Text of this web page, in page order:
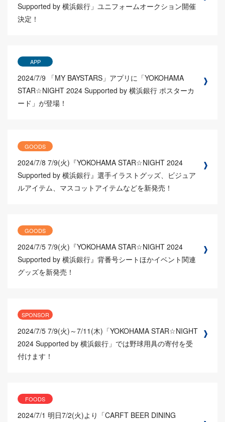
Supported by 横浜銀行」ユニフォームオークション開催
決定！
APP
2024/7/9
「MY BAYSTARS」アプリに「YOKOHAMA
STAR☆NIGHT 2024 Supported by 横浜銀行 ポスターカ
ード」が登場！
GOODS
2024/7/8 7/9(火)『YOKOHAMA STAR☆NIGHT 2024
Supported by 横浜銀行』選手イラストグッズ、ビジュア
ルアイテム、マスコットアイテムなどを新発売！
GOODS
2024/7/5 7/9(火)『YOKOHAMA STAR☆NIGHT 2024
Supported by 横浜銀行』背番号シートほかイベント関連
グッズを新発売！
SPONSOR
2024/7/5 7/9(火)～7/11(木)「YOKOHAMA STAR☆NIGHT
2024 Supported by 横浜銀行」では野球用具の寄付を受
付けます！
FOODS
2024/7/1 明日7/2(火)より「CARFT BEER DINING